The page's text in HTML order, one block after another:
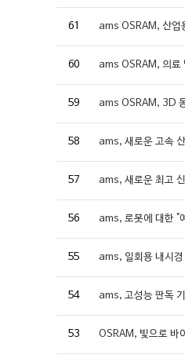
61 ams OSRAM, 산업
60 ams OSRAM, 의료
59 ams OSRAM, 3D
58 ams, 새로운 고속
57 ams, 새로운 최고
56 ams, 로봇에 대한 "
55 ams, 일회용 내시경
54 ams, 고성능 판독
53 OSRAM, 빛으로 바